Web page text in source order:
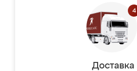
Доставка